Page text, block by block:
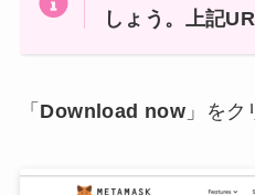
しょう。上記
「 Download now 」をク